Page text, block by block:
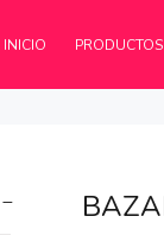
INICIO PRODUCTOS